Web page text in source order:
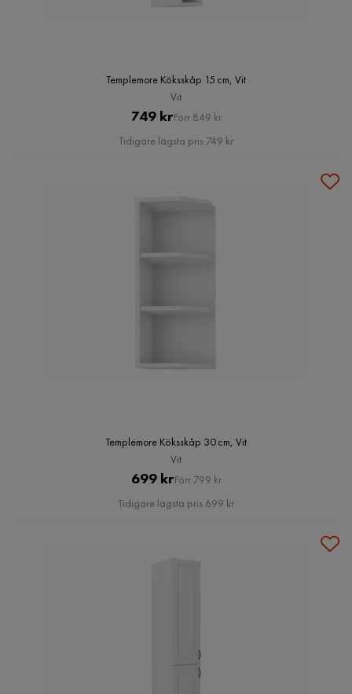
Templemore Köksskåp 15 cm, Vit
Vit
Pris
749 krOriginal
Pris
Förr 849 kr
Tidigare lägsta pris 749 kr
Templemore Köksskåp 30 cm, Vit
Vit
Pris
699 krOriginal
Pris
Förr 799 kr
Tidigare lägsta pris 699 kr